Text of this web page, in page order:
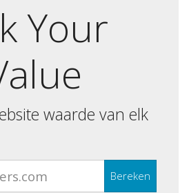
Your
waarde van elk
Bereken